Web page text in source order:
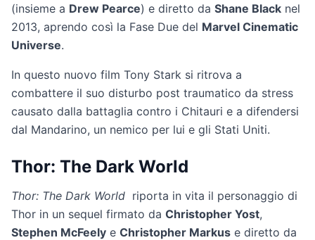
(insieme a Drew Pearce) e diretto da Shane Black nel
2013, aprendo così la Fase Due del Marvel Cinematic
Universe.
In questo nuovo film Tony Stark si ritrova a
combattere il suo disturbo post traumatico da stress
causato dalla battaglia contro i Chitauri e a difendersi
dal Mandarino, un nemico per lui e gli Stati Uniti.
Thor: The Dark World
Thor: The Dark World riporta in vita il personaggio di
Thor in un sequel firmato da Christopher Yost,
Stephen McFeely e Christopher Markus e diretto da